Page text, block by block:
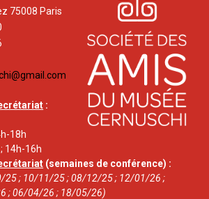
75008 Paris
:
18h
14h-16h
(semaines de conférence) :
25 ; 10/11/25 ; 08/12/25 ; 12/01/26 ;
; 06/04/26 ; 18/05/26)